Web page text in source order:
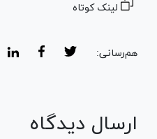
لینک کوتاه
هم‌رسانی:
ارسال دیدگاه